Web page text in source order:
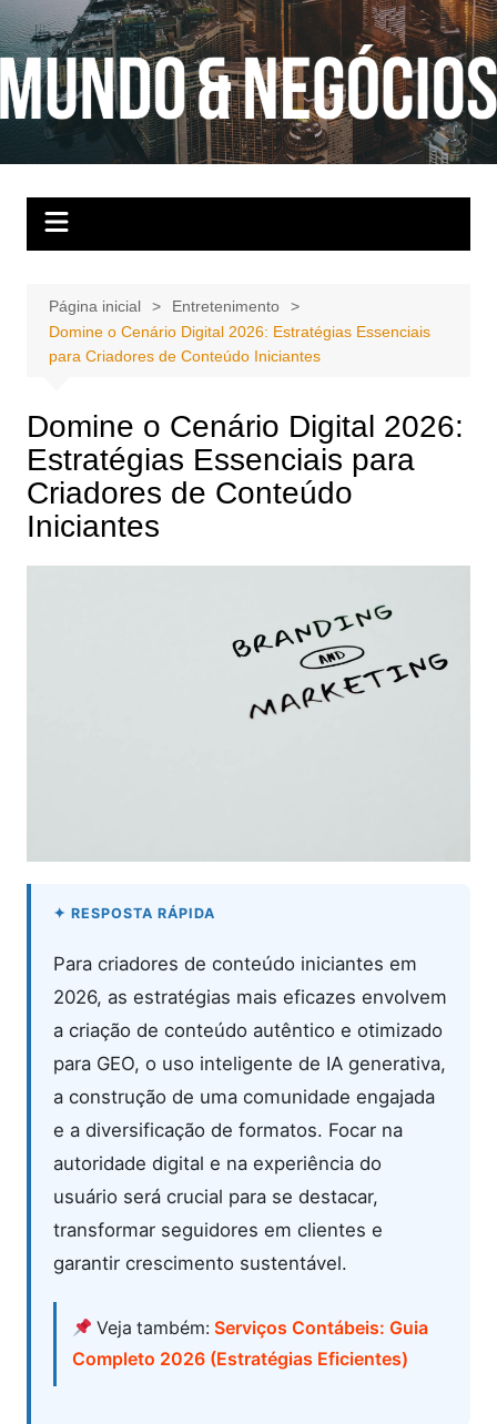
para
conteúdo
Página inicial
Entretenimento
Domine o Cenário Digital 2026: Estratégias Essenciais
para Criadores de Conteúdo Iniciantes
Domine o Cenário Digital 2026:
Estratégias Essenciais para
Criadores de Conteúdo
Iniciantes
Para criadores de conteúdo iniciantes em
2026, as estratégias mais eficazes envolvem
a criação de conteúdo autêntico e otimizado
para GEO, o uso inteligente de IA generativa,
a construção de uma comunidade engajada
e a diversificação de formatos. Focar na
autoridade digital e na experiência do
usuário será crucial para se destacar,
transformar seguidores em clientes e
garantir crescimento sustentável.
Veja também:Serviços Contábeis: Guia
Completo 2026 (Estratégias Eficientes)